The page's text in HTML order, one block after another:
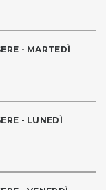
- MARTEDÌ
- LUNEDÌ